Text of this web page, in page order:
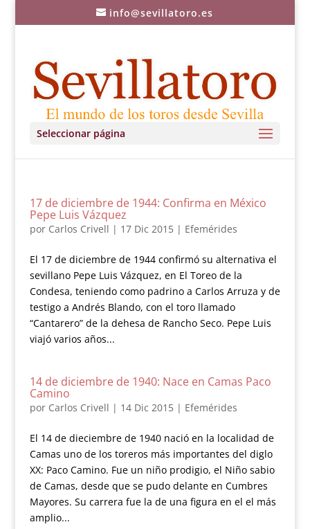
info@sevillatoro.es
Seleccionar página
17 de diciembre de 1944: Confirma en México
Pepe Luis Vázquez
por Carlos Crivell | 17 Dic 2015| Efemérides
El 17 de diciembre de 1944 confirmó su alternativa el
sevillano Pepe Luis Vázquez, en El Toreo de la
Condesa, teniendo como padrino a Carlos Arruza y de
testigo a Andrés Blando, con el toro llamado
“Cantarero” de la dehesa de Rancho Seco. Pepe Luis
viajó varios años...
14 de diciembre de 1940: Nace en Camas Paco
Camino
por Carlos Crivell | 14 Dic 2015| Efemérides
El 14 de dieciembre de 1940 nació en la localidad de
Camas uno de los toreros más importantes del diglo
XX: Paco Camino. Fue un niño prodigio, el Niño sabio
de Camas, desde que se pudo delante en Cumbres
Mayores. Su carrera fue la de una figura en el el más
amplio...